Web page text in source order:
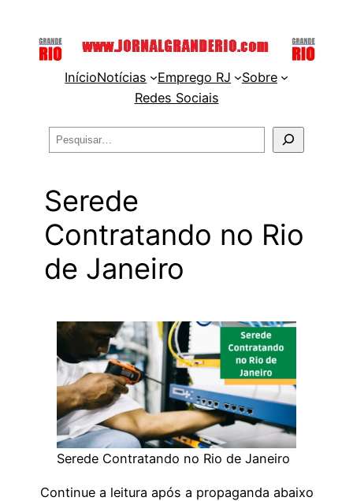
InícioNotícias Emprego RJ
Sobre
Redes Sociais
Pesquisar
Serede
Contratando no Rio
de Janeiro
Serede Contratando no Rio de Janeiro
Continue a leitura após a propaganda abaixo